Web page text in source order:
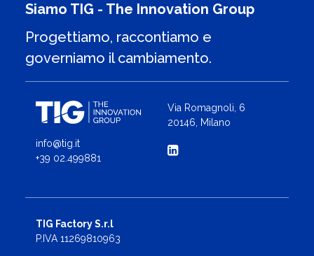
Siamo TIG - The Innovation Group
Progettiamo, raccontiamo e
governiamo il cambiamento.
info@tig.it
+39 02.499881
Via Romagnoli, 6
20146, Milano
TIG Factory S.r.l
P.IVA 11269810963